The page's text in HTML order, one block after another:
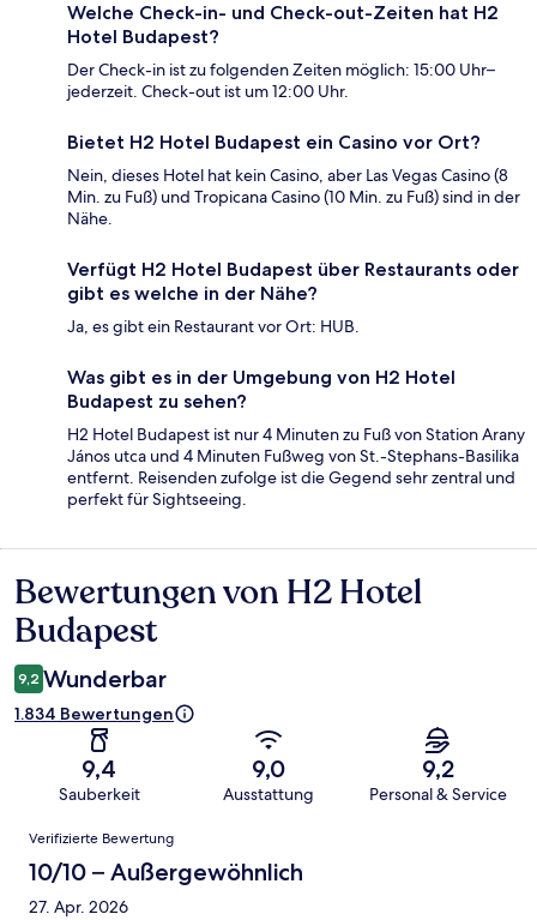
Welche Check-in- und Check-out-Zeiten hat H2
Hotel Budapest?
Der Check-in ist zu folgenden Zeiten möglich: 15:00 Uhr–
jederzeit. Check-out ist um 12:00 Uhr.
Bietet H2 Hotel Budapest ein Casino vor Ort?
Nein, dieses Hotel hat kein Casino, aber Las Vegas Casino (8
Min. zu Fuß) und Tropicana Casino (10 Min. zu Fuß) sind in der
Nähe.
Verfügt H2 Hotel Budapest über Restaurants oder
gibt es welche in der Nähe?
Ja, es gibt ein Restaurant vor Ort: HUB.
Was gibt es in der Umgebung von H2 Hotel
Budapest zu sehen?
H2 Hotel Budapest ist nur 4 Minuten zu Fuß von Station Arany
János utca und 4 Minuten Fußweg von St.-Stephans-Basilika
entfernt. Reisenden zufolge ist die Gegend sehr zentral und
perfekt für Sightseeing.
Bewertungen
Bewertungen von H2 Hotel
Budapest
9,2 Wunderbar
1.834 Bewertungen
9,4
Sauberkeit
9,0
Ausstattung
9,2
Personal & Service
Bewertungen
Verifizierte Bewertung
10/10 – Außergewöhnlich
27. Apr. 2026